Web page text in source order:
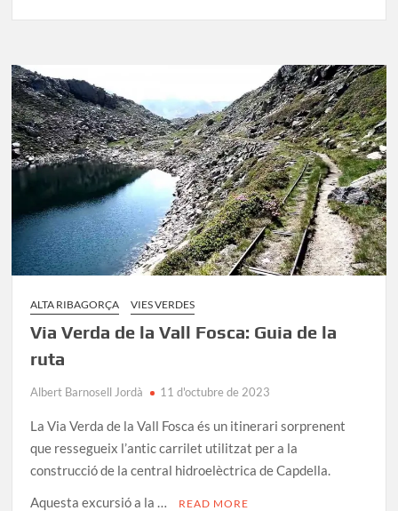
Ripollès:
Excursió
de
Ripoll
a
Ogassa
ALTA RIBAGORÇA VIES VERDES
Via Verda de la Vall Fosca: Guia de la
ruta
Albert Barnosell Jordà 11 d'octubre de 2023
La Via Verda de la Vall Fosca és un itinerari sorprenent
que ressegueix l’antic carrilet utilitzat per a la
construcció de la central hidroelèctrica de Capdella.
Aquesta excursió a la …
READ MORE